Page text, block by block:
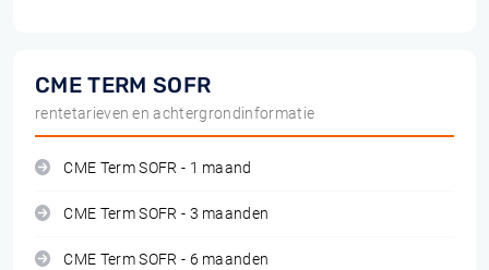
CME TERM SOFR
rentetarieven en achtergrondinformatie
CME Term SOFR - 1 maand
CME Term SOFR - 3 maanden
CME Term SOFR - 6 maanden